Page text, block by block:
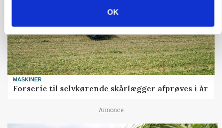
OK
MASKINER
Forserie til selvkørende skårlægger afprøves i år
Annonce